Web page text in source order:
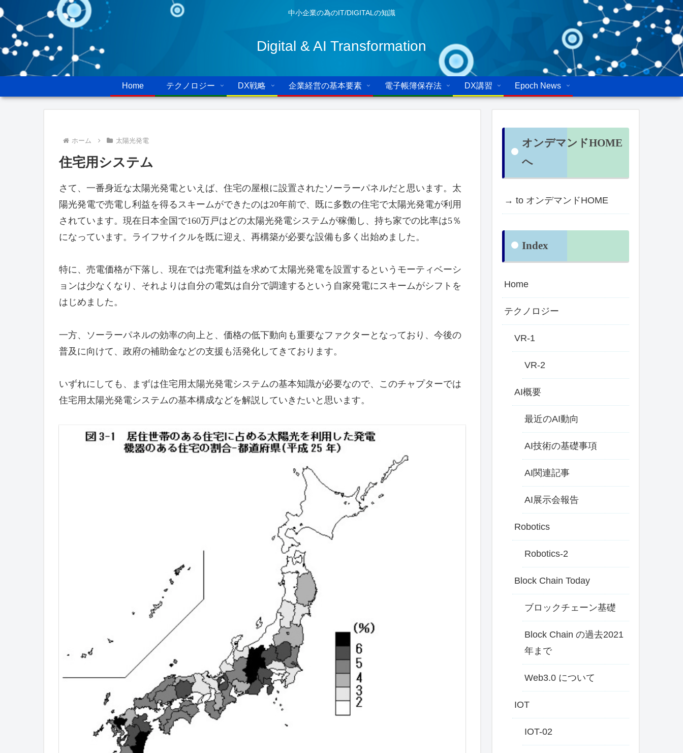
中小企業の為のIT/DIGITALの知識
Digital & AI Transformation
Home テクノロジー DX戦略 企業経営の基本要素 電子帳簿保存法 DX講習 Epoch News
ホーム 太陽光発電
住宅用システム
さて、一番身近な太陽光発電といえば、住宅の屋根に設置されたソーラーパネルだと思います。太
陽光発電で売電し利益を得るスキームができたのは20年前で、既に多数の住宅で太陽光発電が利用
されています。現在日本全国で160万戸はどの太陽光発電システムが稼働し、持ち家での比率は5％
になっています。ライフサイクルを既に迎え、再構築が必要な設備も多く出始めました。
特に、売電価格が下落し、現在では売電利益を求めて太陽光発電を設置するというモーティベーシ
ョンは少なくなり、それよりは自分の電気は自分で調達するという自家発電にスキームがシフトを
はじめました。
一方、ソーラーパネルの効率の向上と、価格の低下動向も重要なファクターとなっており、今後の
普及に向けて、政府の補助金などの支援も活発化してきております。
いずれにしても、まずは住宅用太陽光発電システムの基本知識が必要なので、このチャプターでは
住宅用太陽光発電システムの基本構成などを解説していきたいと思います。
オンデマンドHOME
へ
→ to オンデマンドHOME
Index
Home
テクノロジー
VR-1
VR-2
AI概要
最近のAI動向
AI技術の基礎事項
AI関連記事
AI展示会報告
Robotics
Robotics-2
Block Chain Today
ブロックチェーン基礎
Block Chain の過去2021
年まで
Web3.0 について
IOT
IOT-02